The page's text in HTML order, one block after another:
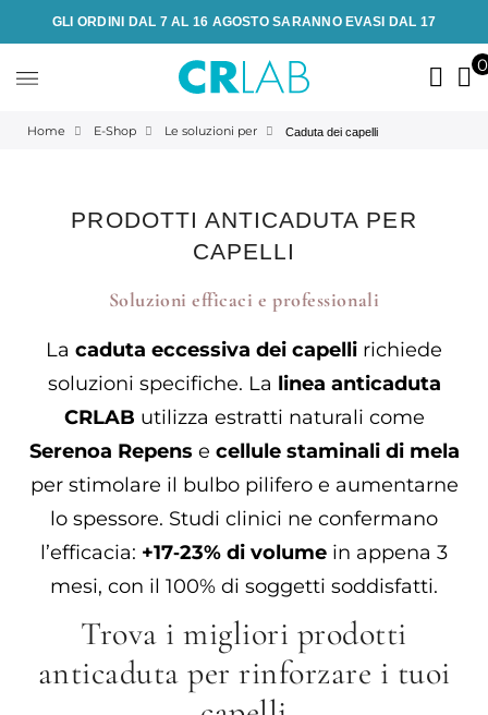
GLI ORDINI DAL 7 AL 16 AGOSTO SARANNO EVASI DAL 17
Home E-Shop Le soluzioni per Caduta dei capelli
PRODOTTI ANTICADUTA PER
CAPELLI
Soluzioni efficaci e professionali
La caduta eccessiva dei capelli richiede
soluzioni specifiche. La linea anticaduta
CRLAB utilizza estratti naturali come
Serenoa Repens e cellule staminali di mela
per stimolare il bulbo pilifero e aumentarne
lo spessore. Studi clinici ne confermano
l’efficacia: +17‑23% di volume in appena 3
mesi, con il 100% di soggetti soddisfatti.
Trova i migliori prodotti
anticaduta per rinforzare i tuoi